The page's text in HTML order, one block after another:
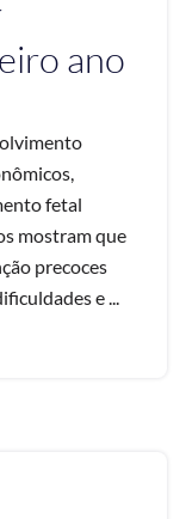
ano
fetal
mostram que
precoces
e ...